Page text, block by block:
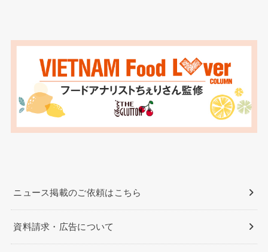
ニュース掲載のご依頼はこちら
資料請求・広告について